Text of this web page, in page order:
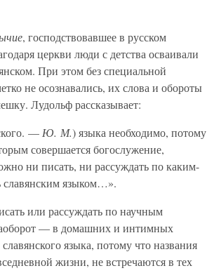
, господствовавшее в русском
церкви люди с детства осваивали
При этом без специальной
не осознавались, их слова и обороты
Лудольф рассказывает:
— Ю. М.) языка необходимо, потому
совершается богослужение,
ни писать, ни рассуждать по каким-
славянским языком…».
или рассуждать по научным
— в домашних и интимных
языка, потому что названия
жизни, не встречаются в тех